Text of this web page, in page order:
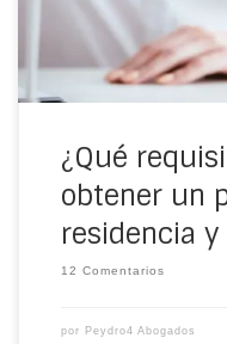
¿Qué
obtener un
residencia y
12 Comentarios
por Peydro4 Abogados